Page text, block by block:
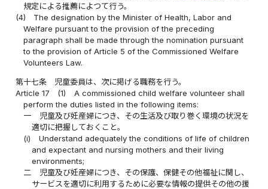
規定による推薦によつて行う。
(4)
The designation by the Minister of Health, Labor and
Welfare pursuant to the provision of the preceding
paragraph shall be made through the nomination pursuant
to the provision of Article 5 of the Commissioned Welfare
Volunteers Law.
第十七条
児童委員は、次に掲げる職務を行う。
Article 17
(1)
A commissioned child welfare volunteer shall
perform the duties listed in the following items:
一
児童及び妊産婦につき、その生活及び取り巻く環境の状況を
適切に把握しておくこと。
(i)
Understand adequately the conditions of life of children
and expectant and nursing mothers and their living
environments;
二
児童及び妊産婦につき、その保護、保健その他福祉に関し、
サービスを適切に利用するために必要な情報の提供その他の援